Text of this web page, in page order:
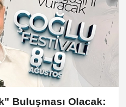
Buluşması Olacak: